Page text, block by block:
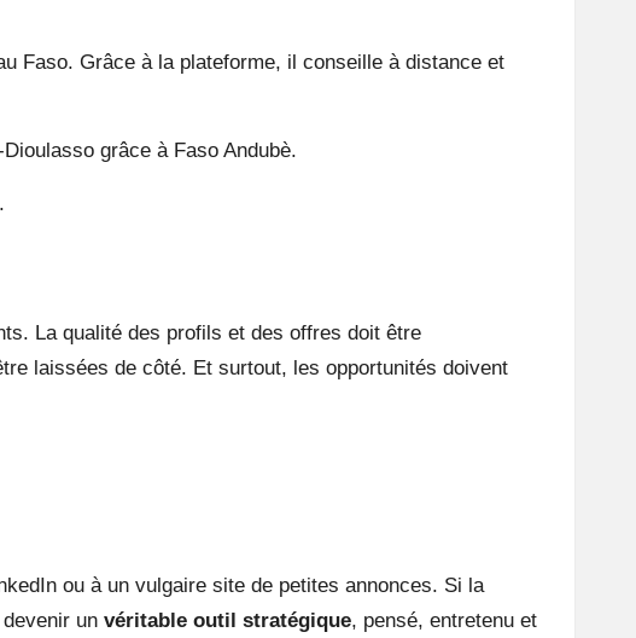
Faso. Grâce à la plateforme, il conseille à distance et
grâce à Faso Andubè.
La qualité des profils et des offres doit être
laissées de côté. Et surtout, les opportunités doivent
ou à un vulgaire site de petites annonces. Si la
un véritable outil stratégique, pensé, entretenu et